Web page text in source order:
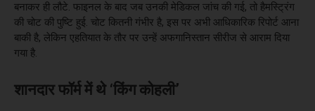
बनाकर ही लौटे. फाइनल के बाद जब उनकी मेडिकल जांच की गई, तो हैमस्ट्रिंग
की चोट की पुष्टि हुई. चोट कितनी गंभीर है, इस पर अभी आधिकारिक रिपोर्ट आना
बाकी है, लेकिन एहतियात के तौर पर उन्हें अफगानिस्तान सीरीज से आराम दिया
गया है.
शानदार फॉर्म में थे ‘किंग कोहली’